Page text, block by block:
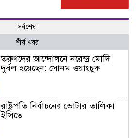
সর্বশেষ
শীর্ষ খবর
তরুণদের আন্দোলনে নরেন্দ্র মোদি
দুর্বল হয়েছেন: সোনম ওয়াংচুক
রাষ্ট্রপতি নির্বাচনের ভোটার তালিকা
ইসিতে